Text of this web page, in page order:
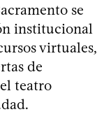
se
institucional
virtuales,
de
teatro